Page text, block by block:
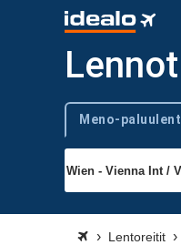
Trip type
Meno-
Lentoreitit